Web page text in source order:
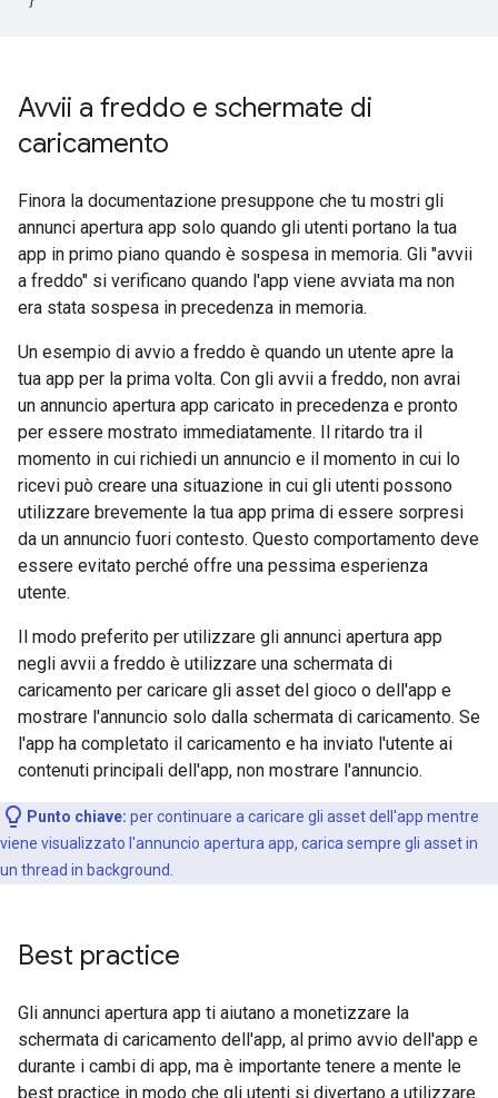
Avvii a freddo e schermate di
caricamento
Finora la documentazione presuppone che tu mostri gli
annunci apertura app solo quando gli utenti portano la tua
app in primo piano quando è sospesa in memoria. Gli "avvii
a freddo" si verificano quando l'app viene avviata ma non
era stata sospesa in precedenza in memoria.
Un esempio di avvio a freddo è quando un utente apre la
tua app per la prima volta. Con gli avvii a freddo, non avrai
un annuncio apertura app caricato in precedenza e pronto
per essere mostrato immediatamente. Il ritardo tra il
momento in cui richiedi un annuncio e il momento in cui lo
ricevi può creare una situazione in cui gli utenti possono
utilizzare brevemente la tua app prima di essere sorpresi
da un annuncio fuori contesto. Questo comportamento deve
essere evitato perché offre una pessima esperienza
utente.
Il modo preferito per utilizzare gli annunci apertura app
negli avvii a freddo è utilizzare una schermata di
caricamento per caricare gli asset del gioco o dell'app e
mostrare l'annuncio solo dalla schermata di caricamento. Se
l'app ha completato il caricamento e ha inviato l'utente ai
contenuti principali dell'app, non mostrare l'annuncio.
Punto chiave: per continuare a caricare gli asset dell'app mentre
viene visualizzato l'annuncio apertura app, carica sempre gli asset in
un thread in background.
Best practice
Gli annunci apertura app ti aiutano a monetizzare la
schermata di caricamento dell'app, al primo avvio dell'app e
durante i cambi di app, ma è importante tenere a mente le
best practice in modo che gli utenti si divertano a utilizzare